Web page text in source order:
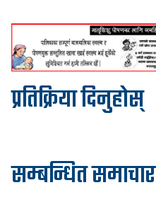
प्रतिक्रिया दिनुहोस्
सम्बन्धित समाचार